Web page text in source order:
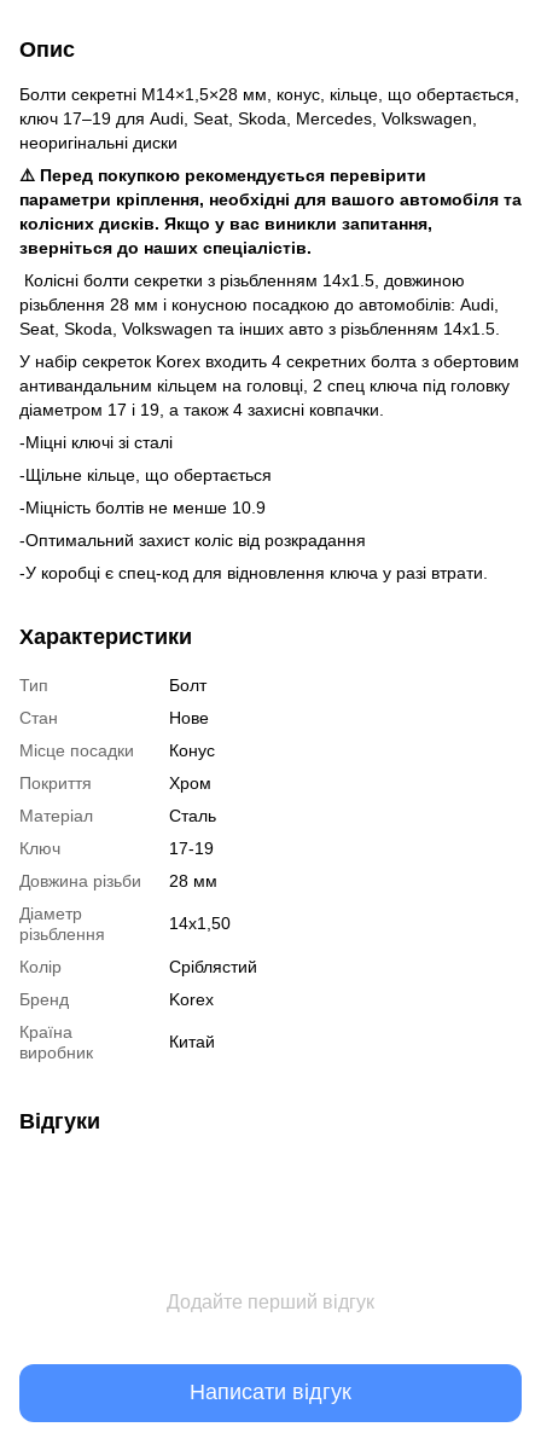
Опис
Болти секретні M14×1,5×28 мм, конус, кільце, що обертається,
ключ 17–19 для Audi, Seat, Skoda, Mercedes, Volkswagen,
неоригінальні диски
⚠️ Перед покупкою рекомендується перевірити
параметри кріплення, необхідні для вашого автомобіля та
колісних дисків. Якщо у вас виникли запитання,
зверніться до наших спеціалістів.
Колісні болти секретки з різьбленням 14x1.5, довжиною
різьблення 28 мм і конусною посадкою до автомобілів: Audi,
Seat, Skoda, Volkswagen та інших авто з різьбленням 14x1.5.
У набір секреток Korex входить 4 секретних болта з обертовим
антивандальним кільцем на головці, 2 спец ключа під головку
діаметром 17 і 19, а також 4 захисні ковпачки.
-Міцні ключі зі сталі
-Щільне кільце, що обертається
-Міцність болтів не менше 10.9
-Оптимальний захист коліс від розкрадання
-У коробці є спец-код для відновлення ключа у разі втрати.
Характеристики
Тип
Болт
Стан
Нове
Місце посадки
Конус
Покриття
Хром
Матеріал
Сталь
Ключ
17-19
Довжина різьби
28 мм
Діаметр
різьблення
14x1,50
Колір
Сріблястий
Бренд
Korex
Країна
виробник
Китай
Відгуки
Додайте перший відгук
Написати відгук